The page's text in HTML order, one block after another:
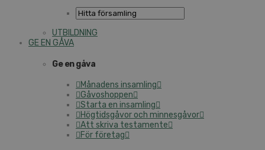
UTBILDNING
GE EN GÅVA
Ge en gåva
Månadens insamling
Gåvoshoppen
Starta en insamling
Högtidsgåvor och minnesgåvor
Att skriva testamente
För företag